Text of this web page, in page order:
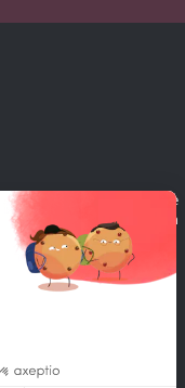
Sciences de l'Homme
des connaissances en